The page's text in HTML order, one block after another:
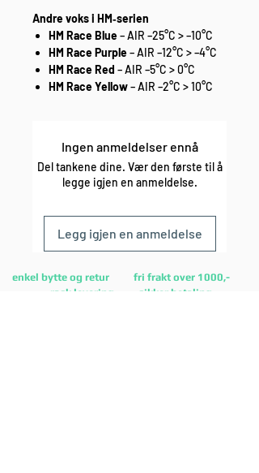
Andre voks i HM‑serien
HM Race Blue– AIR –25°C > –10°C
HM Race Purple– AIR –12°C > –4°C
HM Race Red – AIR –5°C > 0°C
HM Race Yellow– AIR –2°C > 10°C
Ingen anmeldelser ennå
Del tankene dine. Vær den første til å
legge igjen en anmeldelse.
Legg igjen en anmeldelse
enkel bytte og retur fri frakt over 1000,-
rask levering sikker betaling